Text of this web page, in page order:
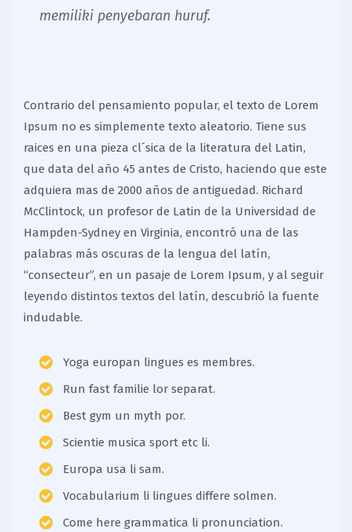
memiliki penyebaran huruf.
Contrario del pensamiento popular, el texto de Lorem
Ipsum no es simplemente texto aleatorio. Tiene sus
raices en una pieza cl´sica de la literatura del Latin,
que data del año 45 antes de Cristo, haciendo que este
adquiera mas de 2000 años de antiguedad. Richard
McClintock, un profesor de Latin de la Universidad de
Hampden-Sydney en Virginia, encontró una de las
palabras más oscuras de la lengua del latín,
“consecteur”, en un pasaje de Lorem Ipsum, y al seguir
leyendo distintos textos del latín, descubrió la fuente
indudable.
Yoga europan lingues es membres.
Run fast familie lor separat.
Best gym un myth por.
Scientie musica sport etc li.
Europa usa li sam.
Vocabularium li lingues differe solmen.
Come here grammatica li pronunciation.